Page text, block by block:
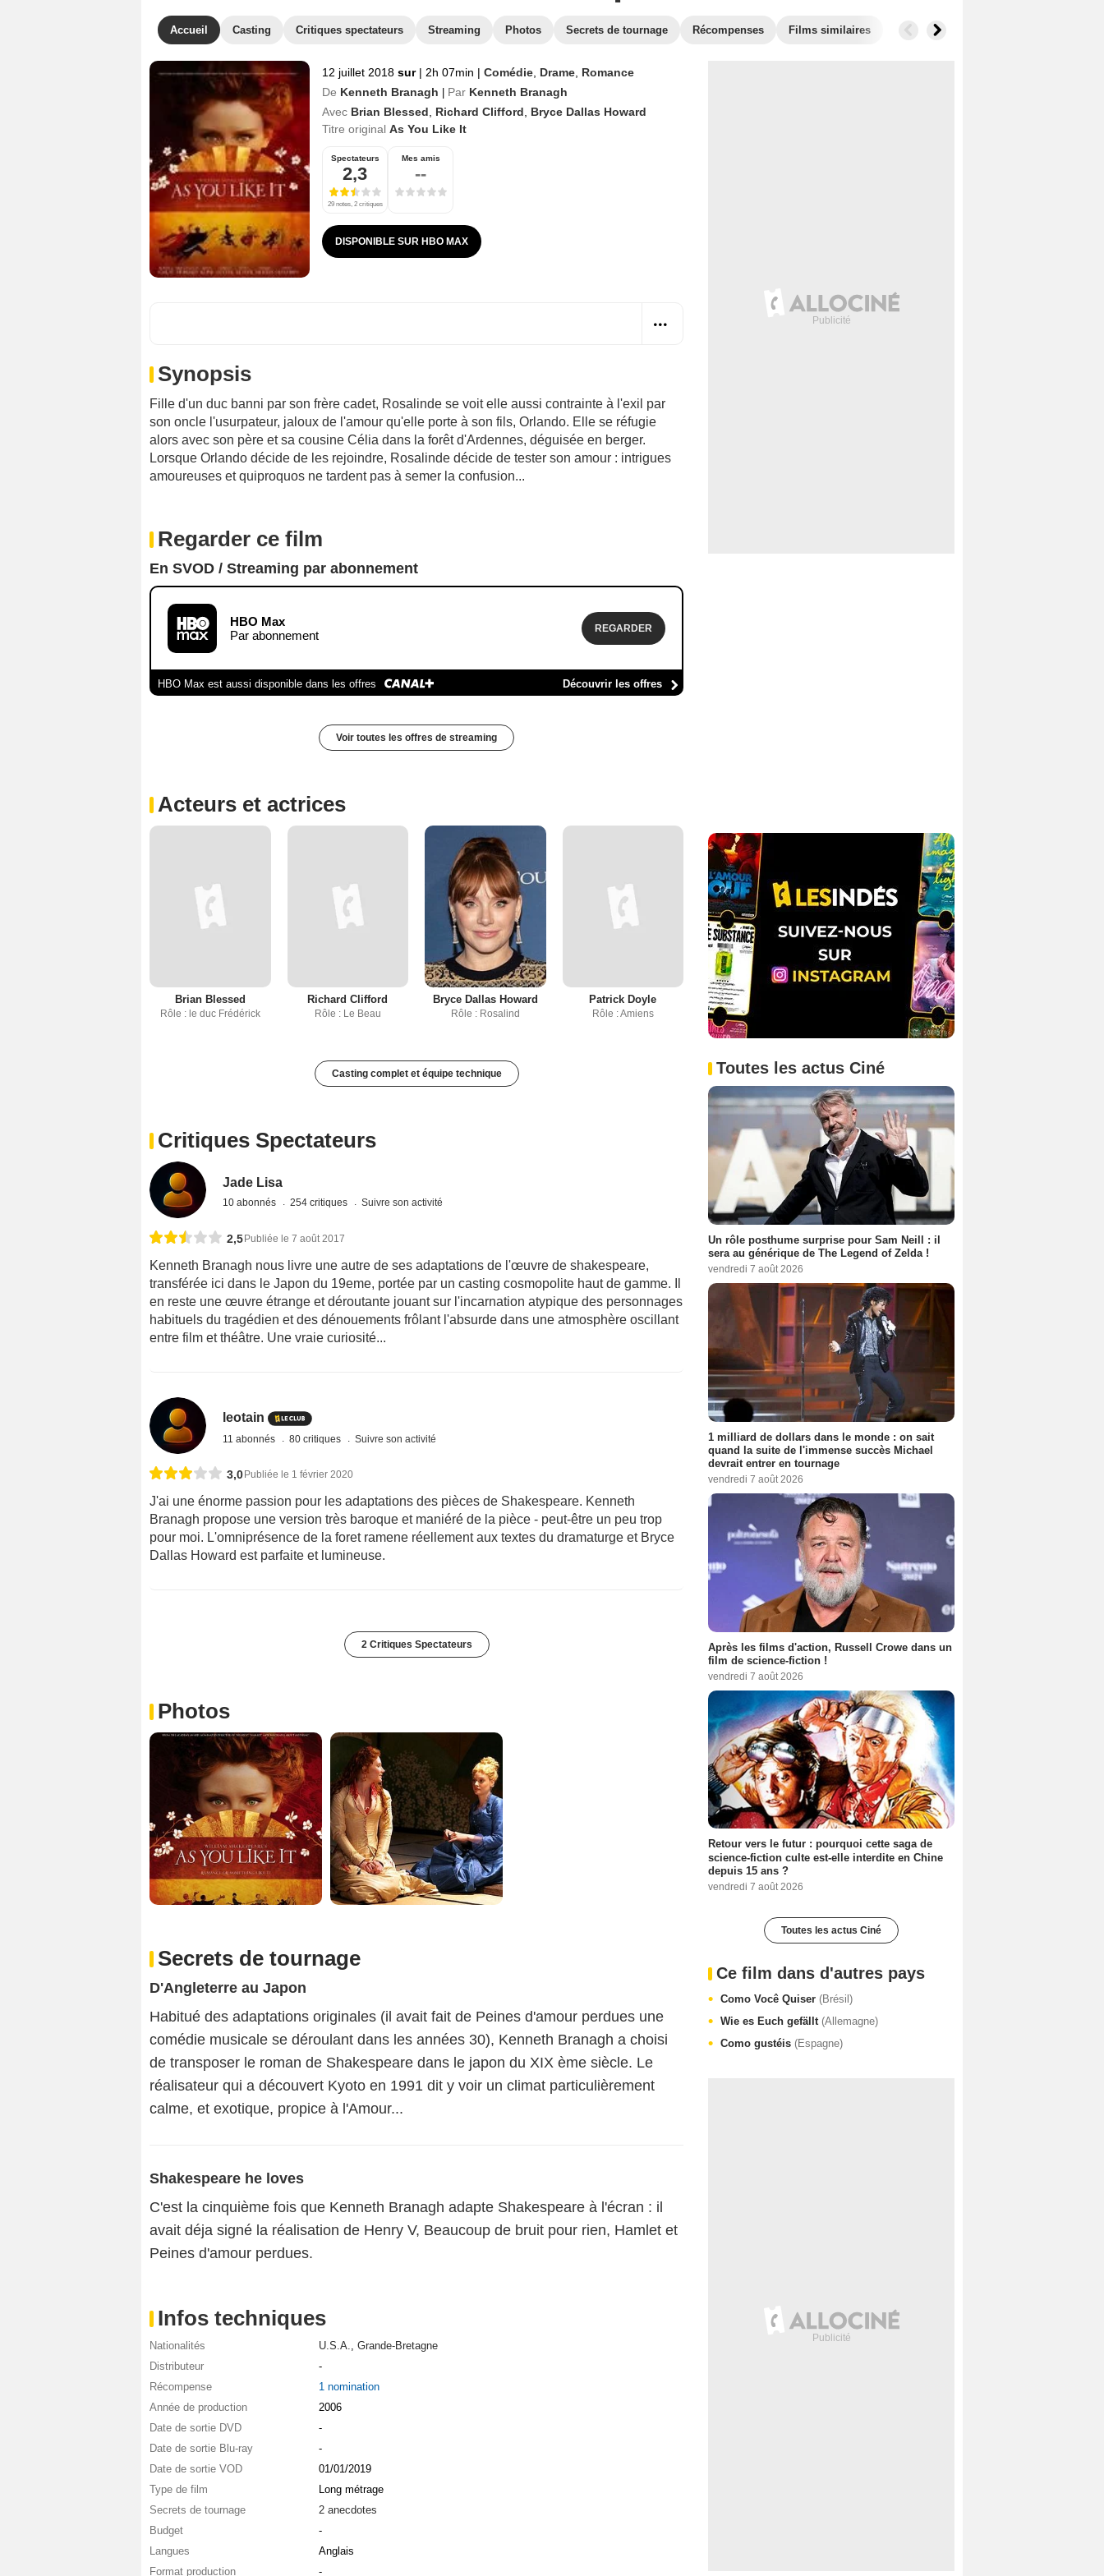
Accueil Casting Critiques spectateurs Streaming Photos Secrets de tournage Récompenses Films similaires
12 juillet 2018 sur | 2h 07min | Comédie Drame Romance
De Kenneth Branagh Par Kenneth Branagh
Avec Brian Blessed Richard Clifford
Bryce Dallas Howard
Titre original As You Like It
Spectateurs
2,3
29 notes, 2 critiques
Mes amis
--
DISPONIBLE SUR HBO MAX
Synopsis
Fille d'un duc banni par son frère cadet, Rosalinde se voit elle aussi contrainte à l'exil par
son oncle l'usurpateur, jaloux de l'amour qu'elle porte à son fils, Orlando. Elle se réfugie
alors avec son père et sa cousine Célia dans la forêt d'Ardennes, déguisée en berger.
Lorsque Orlando décide de les rejoindre, Rosalinde décide de tester son amour : intrigues
amoureuses et quiproquos ne tardent pas à semer la confusion...
Regarder ce film
En SVOD / Streaming par abonnement
HBO Max
Par abonnement
REGARDER
HBO Max est aussi disponible dans les offres Découvrir les offres
Voir toutes les offres de streaming
Acteurs et actrices
Brian Blessed
Rôle : le duc Frédérick
Richard Clifford
Rôle : Le Beau
Bryce Dallas Howard
Rôle : Rosalind
Patrick Doyle
Rôle : Amiens
Casting complet et équipe technique
Critiques Spectateurs
Jade Lisa
10 abonnés 254 critiques Suivre son activité
2,5 Publiée le 7 août 2017
Kenneth Branagh nous livre une autre de ses adaptations de l'œuvre de shakespeare,
transférée ici dans le Japon du 19eme, portée par un casting cosmopolite haut de gamme. Il
en reste une œuvre étrange et déroutante jouant sur l'incarnation atypique des personnages
habituels du tragédien et des dénouements frôlant l'absurde dans une atmosphère oscillant
entre film et théâtre. Une vraie curiosité...
leotain
11 abonnés 80 critiques Suivre son activité
3,0 Publiée le 1 février 2020
J'ai une énorme passion pour les adaptations des pièces de Shakespeare. Kenneth
Branagh propose une version très baroque et maniéré de la pièce - peut-être un peu trop
pour moi. L'omniprésence de la foret ramene réellement aux textes du dramaturge et Bryce
Dallas Howard est parfaite et lumineuse.
2 Critiques Spectateurs
Photos
Secrets de tournage
D'Angleterre au Japon
Habitué des adaptations originales (il avait fait de Peines d'amour perdues une
comédie musicale se déroulant dans les années 30), Kenneth Branagh a choisi
de transposer le roman de Shakespeare dans le japon du XIX ème siècle. Le
réalisateur qui a découvert Kyoto en 1991 dit y voir un climat particulièrement
calme, et exotique, propice à l'Amour...
Shakespeare he loves
C'est la cinquième fois que Kenneth Branagh adapte Shakespeare à l'écran : il
avait déja signé la réalisation de Henry V, Beaucoup de bruit pour rien, Hamlet et
Peines d'amour perdues.
Infos techniques
Nationalités U.S.A., Grande-Bretagne
Distributeur
-
Récompense
1 nomination
Année de production
2006
Date de sortie DVD
-
Date de sortie Blu-ray
-
Date de sortie VOD
01/01/2019
Type de film
Long métrage
Secrets de tournage
2 anecdotes
Budget
-
Langues
Anglais
Format production
-
Toutes les actus Ciné
Un rôle posthume surprise pour Sam Neill : il
sera au générique de The Legend of Zelda !
vendredi 7 août 2026
1 milliard de dollars dans le monde : on sait
quand la suite de l'immense succès Michael
devrait entrer en tournage
vendredi 7 août 2026
Après les films d'action, Russell Crowe dans un
film de science-fiction !
vendredi 7 août 2026
Retour vers le futur : pourquoi cette saga de
science-fiction culte est-elle interdite en Chine
depuis 15 ans ?
vendredi 7 août 2026
Toutes les actus Ciné
Ce film dans d'autres pays
Como Você Quiser (Brésil)
Wie es Euch gefällt (Allemagne)
Como gustéis (Espagne)